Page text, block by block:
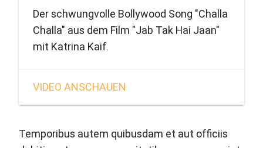
Der schwungvolle Bollywood Song "Challa
Challa" aus dem Film "Jab Tak Hai Jaan"
mit Katrina Kaif.
VIDEO ANSCHAUEN
Temporibus autem quibusdam et aut officiis